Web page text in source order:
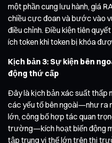
một phần cung lưu hành, giá
chiều cực đoan và bước vào
điều chỉnh. Điều kiện tiên
ích token khi token bị khóa
Kịch bản 3: Sự kiện bên
động thứ cấp
Đây là kịch bản xác suất thấp
các yếu tố bên ngoài—như ra
lớn, công bố hợp tác quan
trường—kích hoạt biến động
tập trung vị thế lớn trên thị